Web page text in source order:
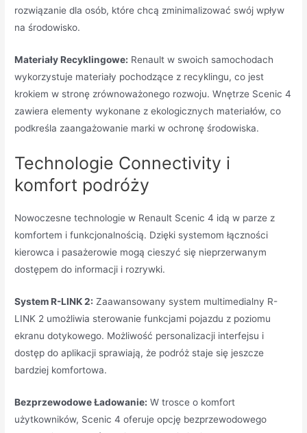
rozwiązanie dla osób, które chcą zminimalizować swój wpływ
na środowisko.
Materiały Recyklingowe: Renault w swoich samochodach
wykorzystuje materiały pochodzące z recyklingu, co jest
krokiem w stronę zrównoważonego rozwoju. Wnętrze Scenic 4
zawiera elementy wykonane z ekologicznych materiałów, co
podkreśla zaangażowanie marki w ochronę środowiska.
Technologie Connectivity i
komfort podróży
Nowoczesne technologie w Renault Scenic 4 idą w parze z
komfortem i funkcjonalnością. Dzięki systemom łączności
kierowca i pasażerowie mogą cieszyć się nieprzerwanym
dostępem do informacji i rozrywki.
System R-LINK 2: Zaawansowany system multimedialny R-
LINK 2 umożliwia sterowanie funkcjami pojazdu z poziomu
ekranu dotykowego. Możliwość personalizacji interfejsu i
dostęp do aplikacji sprawiają, że podróż staje się jeszcze
bardziej komfortowa.
Bezprzewodowe Ładowanie: W trosce o komfort
użytkowników, Scenic 4 oferuje opcję bezprzewodowego